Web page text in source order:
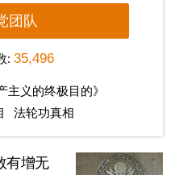
团队
: 35,496
主义的终极目的》
法轮功真相
有增无